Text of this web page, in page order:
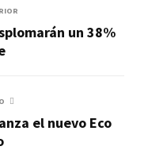
un 38%
el nuevo Eco